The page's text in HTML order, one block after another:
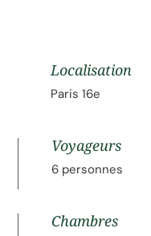
Localisation
Paris 16e
Voyageurs
6 personnes
Chambres